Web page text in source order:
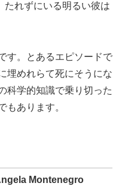
たれずにいる明るい彼は
す。とあるエピソードで
埋めれらて死にそうにな
科学的知識で乗り切った
もあります。
Montenegro